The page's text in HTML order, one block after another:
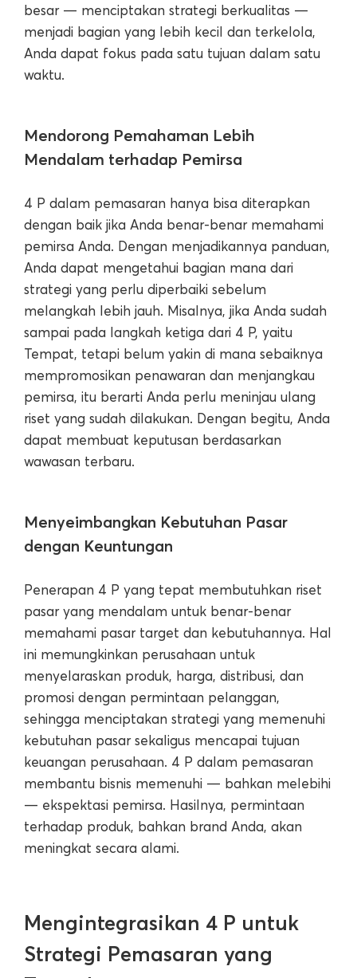
besar — menciptakan strategi berkualitas —
menjadi bagian yang lebih kecil dan terkelola,
Anda dapat fokus pada satu tujuan dalam satu
waktu.
Mendorong Pemahaman Lebih
Mendalam terhadap Pemirsa
4 P dalam pemasaran hanya bisa diterapkan
dengan baik jika Anda benar-benar memahami
pemirsa Anda. Dengan menjadikannya panduan,
Anda dapat mengetahui bagian mana dari
strategi yang perlu diperbaiki sebelum
melangkah lebih jauh. Misalnya, jika Anda sudah
sampai pada langkah ketiga dari 4 P, yaitu
Tempat, tetapi belum yakin di mana sebaiknya
mempromosikan penawaran dan menjangkau
pemirsa, itu berarti Anda perlu meninjau ulang
riset yang sudah dilakukan. Dengan begitu, Anda
dapat membuat keputusan berdasarkan
wawasan terbaru.
Menyeimbangkan Kebutuhan Pasar
dengan Keuntungan
Penerapan 4 P yang tepat membutuhkan riset
pasar yang mendalam untuk benar-benar
memahami pasar target dan kebutuhannya. Hal
ini memungkinkan perusahaan untuk
menyelaraskan produk, harga, distribusi, dan
promosi dengan permintaan pelanggan,
sehingga menciptakan strategi yang memenuhi
kebutuhan pasar sekaligus mencapai tujuan
keuangan perusahaan. 4 P dalam pemasaran
membantu bisnis memenuhi — bahkan melebihi
— ekspektasi pemirsa. Hasilnya, permintaan
terhadap produk, bahkan brand Anda, akan
meningkat secara alami.
Mengintegrasikan 4 P untuk
Strategi Pemasaran yang